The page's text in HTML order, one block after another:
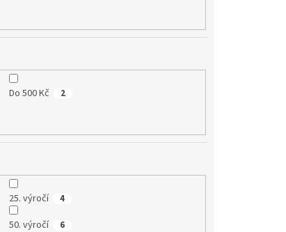
Do 500 Kč 2
25. výročí 4
50. výročí 6